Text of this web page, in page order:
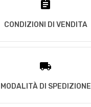
CONDIZIONI DI VENDITA
MODALITÀ DI SPEDIZIONE